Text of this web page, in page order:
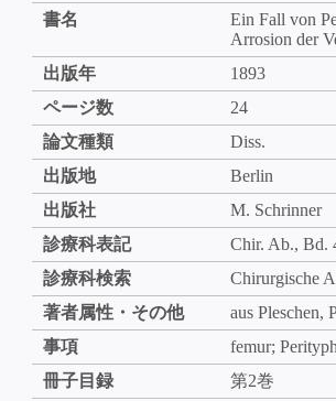
書名
Ein Fall von
Arrosion der
出版年
1893
ページ数
24
論文種類
Diss.
出版地
Berlin
出版社
M. Schrinner
診療科表記
Chir. Ab., Bd.
診療科検索
Chirurgische
著者属性・その他
aus Pleschen,
事項
femur;
冊子目録
第2巻